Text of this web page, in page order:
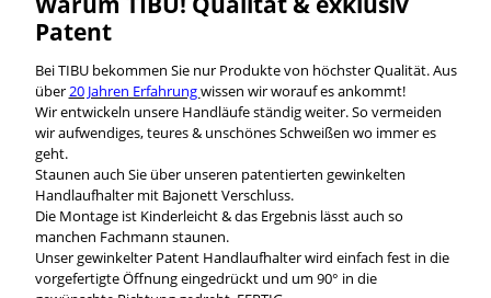
Patent
Bei TIBU bekommen Sie nur Produkte von höchster Qualität. Aus
über 20 Jahren Erfahrungwissen wir worauf es ankommt!
Wir entwickeln unsere Handläufe ständig weiter. So vermeiden
wir aufwendiges, teures & unschönes Schweißen wo immer es
geht.
Staunen auch Sie über unseren patentierten gewinkelten
Handlaufhalter mit Bajonett Verschluss.
Die Montage ist Kinderleicht & das Ergebnis lässt auch so
manchen Fachmann staunen.
Unser gewinkelter Patent Handlaufhalter wird einfach fest in die
vorgefertigte Öffnung eingedrückt und um 90° in die